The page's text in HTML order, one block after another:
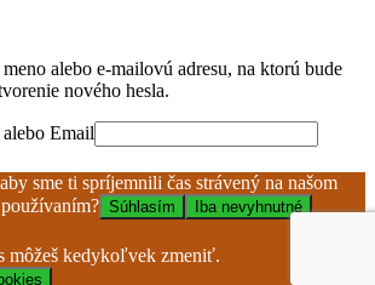
alebo e-mailovú adresu, na ktorú bude
nového hesla.
Email
sme ti spríjemnili čas strávený na našom
Súhlasím
Iba nevyhnutné
môžeš kedykoľvek zmeniť.